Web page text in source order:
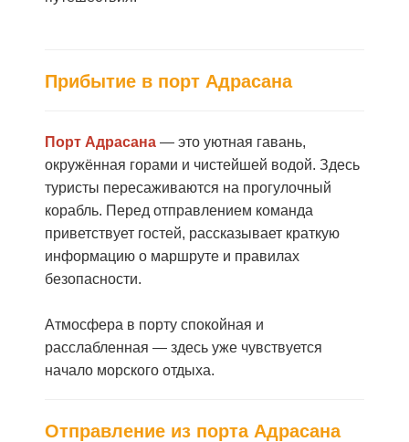
Прибытие в порт Адрасана
Порт Адрасана — это уютная гавань,
окружённая горами и чистейшей водой. Здесь
туристы пересаживаются на прогулочный
корабль. Перед отправлением команда
приветствует гостей, рассказывает краткую
информацию о маршруте и правилах
безопасности.
Атмосфера в порту спокойная и
расслабленная — здесь уже чувствуется
начало морского отдыха.
Отправление из порта Адрасана